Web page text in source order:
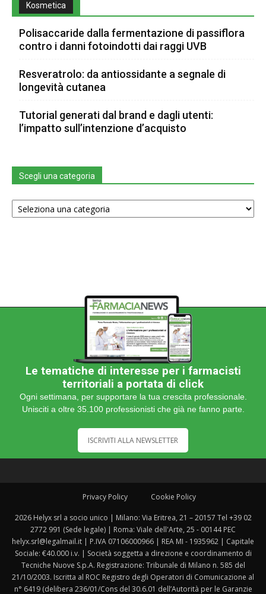
Kosmetica
Polisaccaride dalla fermentazione di passiflora
contro i danni fotoindotti dai raggi UVB
Resveratrolo: da antiossidante a segnale di
longevità cutanea
Tutorial generati dal brand e dagli utenti:
l’impatto sull’intenzione d’acquisto
Scegli una categoria
Scegli
una
Le tematiche di interesse per i farmacisti
territoriali a portata di click
Ogni settimana, per supportare la tua crescita professionale.
Unisciti a oltre 35.100 professionisti che già ne fanno parte.
ISCRIVITI ALLA NEWSLETTER
Privacy Policy Cookie Policy
2026 Helyx srl a socio unico | Milano: Via Eritrea, 21 – 20157 Tel +39 02
2772 991 (Sede legale) | Roma: Viale dell'Arte, 25 - 00144 PEC
helyx.srl@legalmail.it | P.IVA 07106000966 | REA MI - 1935962 | Capitale
Sociale: €40.000 i.v. | Società soggetta a direzione e coordinamento di
Tecniche Nuove S.p.A. Registrazione: Tribunale di Milano n. 585 del
21/10/2003. Iscritta al ROC Registro degli Operatori di Comunicazione al
n° 6419 (delibera 236/01/Cons del 30.6.01 dell’Autorità per le Garanzie